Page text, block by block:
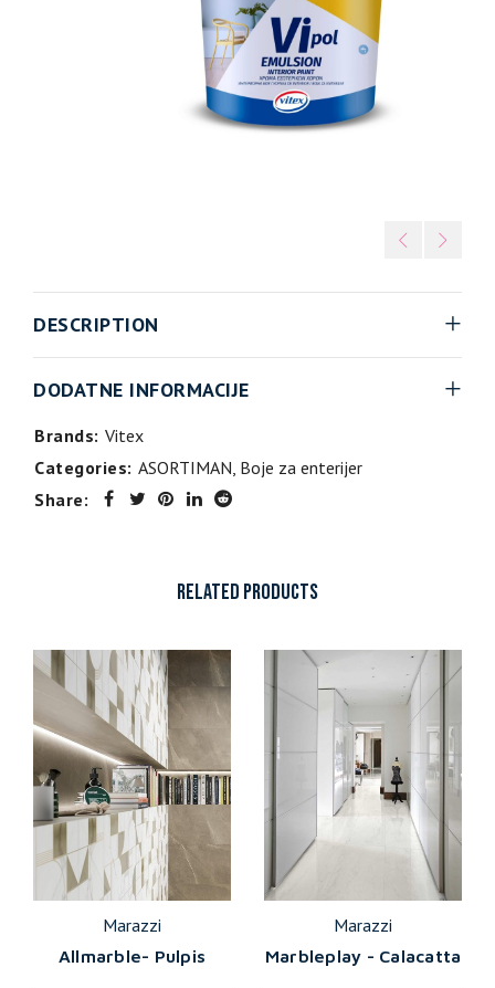
DESCRIPTION
DODATNE INFORMACIJE
Brands: Vitex
Categories: ASORTIMAN, Boje za enterijer
Share:
RELATED PRODUCTS
Marazzi
Allmarble- Pulpis
Marazzi
Marbleplay - Calacatta